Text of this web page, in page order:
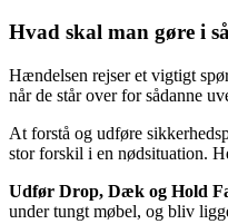
Hvad skal man gøre i
Hændelsen rejser et vigtigt
når de står over for sådanne
At forstå og udføre
stor forskil i en nødsituation.
Udfør Drop, Dæk og Hold
under tungt møbel, og bliv